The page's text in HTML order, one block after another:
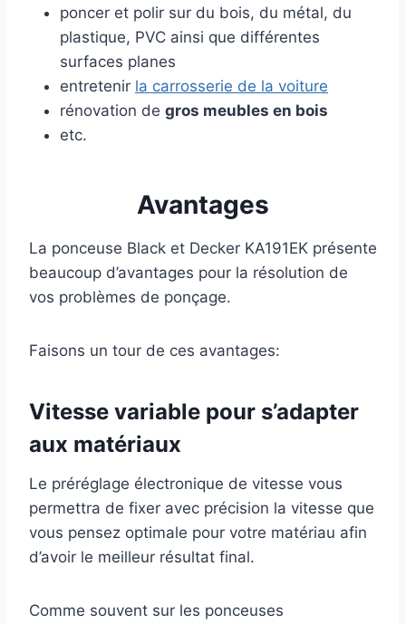
poncer et polir sur du bois, du métal, du
plastique, PVC ainsi que différentes
surfaces planes
entretenir la carrosserie de la voiture
rénovation de gros meubles en bois
etc.
Avantages
La ponceuse Black et Decker KA191EK présente
beaucoup d’avantages pour la résolution de
vos problèmes de ponçage.
Faisons un tour de ces avantages:
Vitesse variable pour s’adapter
aux matériaux
Le préréglage électronique de vitesse vous
permettra de fixer avec précision la vitesse que
vous pensez optimale pour votre matériau afin
d’avoir le meilleur résultat final.
Comme souvent sur les ponceuses